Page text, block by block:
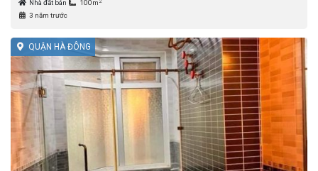
Nhà đất bán 100m
3 năm trước
QUẬN HÀ ĐÔNG